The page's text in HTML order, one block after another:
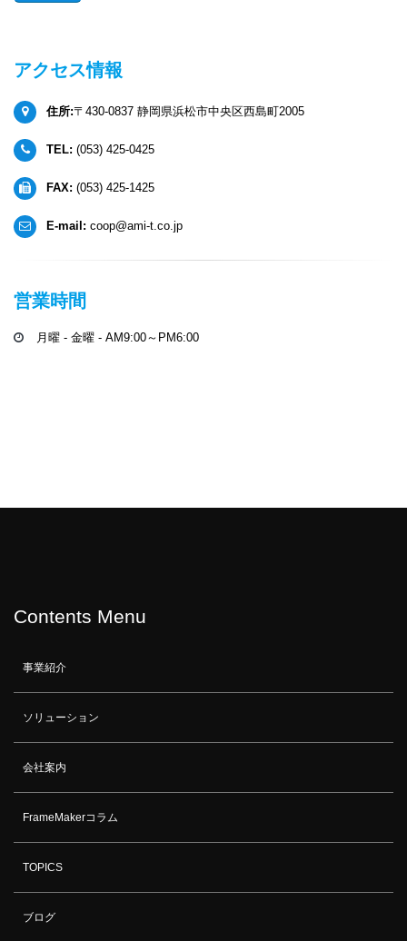
アクセス情報
住所:〒430-0837 静岡県浜松市中央区西島町2005
TEL: (053) 425-0425
FAX: (053) 425-1425
E-mail: coop@ami-t.co.jp
営業時間
月曜 - 金曜 - AM9:00～PM6:00
Contents Menu
事業紹介
ソリューション
会社案内
FrameMakerコラム
TOPICS
ブログ